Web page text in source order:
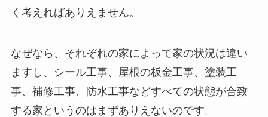
く考えればありえません。
なぜなら、それぞれの家によって家の状況は違い
ますし、シール工事、屋根の板金工事、塗装工
事、補修工事、防水工事などすべての状態が合致
する家というのはまずありえないのです。